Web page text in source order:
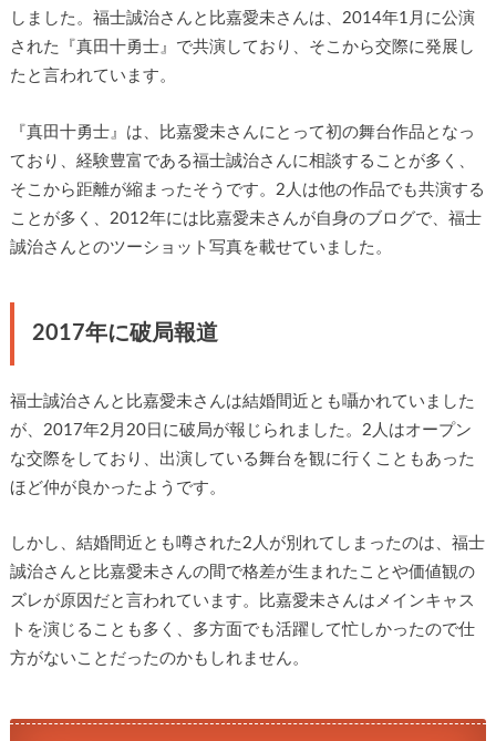
しました。福士誠治さんと比嘉愛未さんは、2014年1月に公演
された『真田十勇士』で共演しており、そこから交際に発展し
たと言われています。
『真田十勇士』は、比嘉愛未さんにとって初の舞台作品となっ
ており、経験豊富である福士誠治さんに相談することが多く、
そこから距離が縮まったそうです。2人は他の作品でも共演する
ことが多く、2012年には比嘉愛未さんが自身のブログで、福士
誠治さんとのツーショット写真を載せていました。
2017年に破局報道
福士誠治さんと比嘉愛未さんは結婚間近とも囁かれていました
が、2017年2月20日に破局が報じられました。2人はオープン
な交際をしており、出演している舞台を観に行くこともあった
ほど仲が良かったようです。
しかし、結婚間近とも噂された2人が別れてしまったのは、福士
誠治さんと比嘉愛未さんの間で格差が生まれたことや価値観の
ズレが原因だと言われています。比嘉愛未さんはメインキャス
トを演じることも多く、多方面でも活躍して忙しかったので仕
方がないことだったのかもしれません。